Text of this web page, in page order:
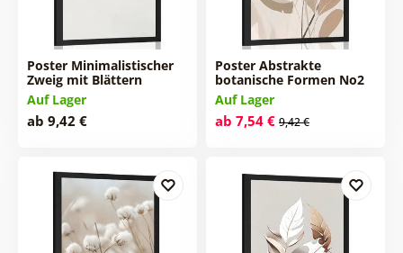
Poster Minimalistischer
Zweig mit Blättern
Auf Lager
ab 9,42 €
Poster Abstrakte
botanische Formen No2
Auf Lager
ab 7,54 € 9,42 €